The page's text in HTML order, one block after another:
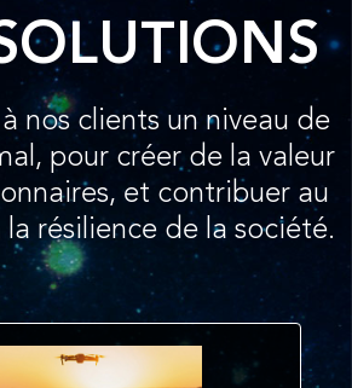
nos clients un niveau de
pour créer de la valeur
et contribuer au
résilience de la société.